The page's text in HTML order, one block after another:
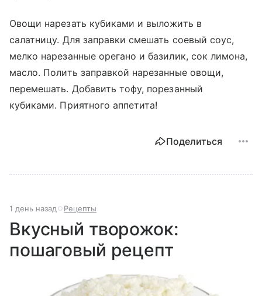
Овощи нарезать кубиками и выложить в
салатницу. Для заправки смешать соевый соус,
мелко нарезанные орегано и базилик, сок лимона,
масло. Полить заправкой нарезанные овощи,
перемешать. Добавить тофу, порезанный
кубиками. Приятного аппетита!
Поделиться
1 день назад Рецепты
Вкусный творожок:
пошаговый рецепт